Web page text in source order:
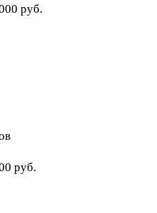
руб.
руб.